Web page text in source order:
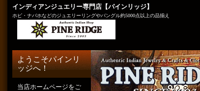
インディアンジュエリー専門店【パインリッジ】
ホピ・ナバホなどのジュエリーリングやバングル約5000点以上の品揃え
ようこそパインリ
ッジへ！
当店ホームページをご